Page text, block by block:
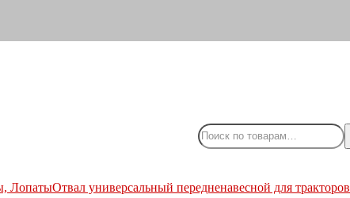
ЛопатыОтвал универсальный передненавесной для тракторов